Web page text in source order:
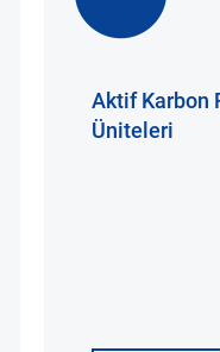
Aktif Karbon
Üniteleri